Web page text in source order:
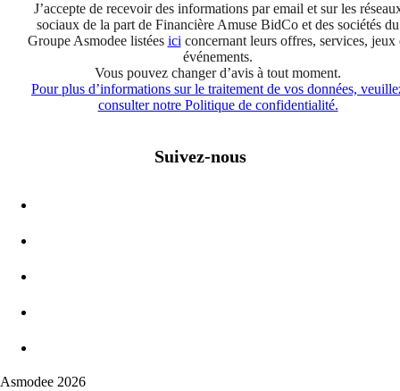
J’accepte de recevoir des informations par email et sur les
sociaux de la part de Financière Amuse BidCo et des sociétés du
Groupe Asmodee listées iciconcernant leurs offres, services, jeux
événements.
Vous pouvez changer d’avis à tout moment.
Pour plus d’informations sur le traitement de vos données,
consulter notre Politique de confidentialité.
Suivez-nous
Asmodee 2026